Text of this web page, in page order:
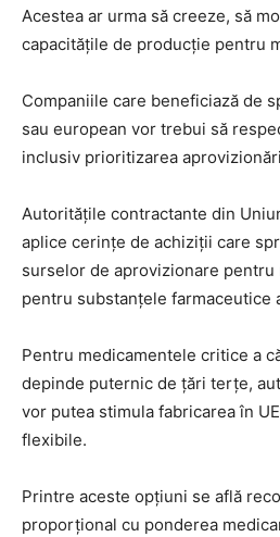
Acestea ar urma să creeze, să
capacitățile de producție pentru
Companiile care beneficiază de
sau european vor trebui să
inclusiv prioritizarea
Autoritățile contractante din
aplice cerințe de achiziții care
surselor de aprovizionare
pentru substanțele farmaceutice
Pentru medicamentele critice a
depinde puternic de țări terțe,
vor putea stimula fabricarea în
flexibile.
Printre aceste opțiuni se află
proporțional cu ponderea